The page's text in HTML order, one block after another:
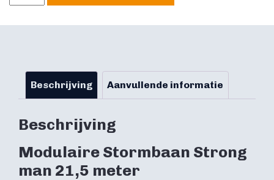
man
aantalBeschrijving Aanvullende informatie
Beschrijving
Modulaire Stormbaan Strong
man 21,5 meter